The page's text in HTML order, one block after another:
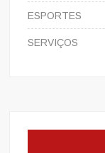
ESPORTES
SERVIÇOS